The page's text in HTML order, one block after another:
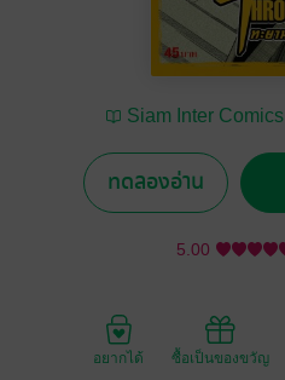
Siam Inter Comics
ทดลองอ่าน
5.00
อยากได้ ซื้อเป็นของขวัญ